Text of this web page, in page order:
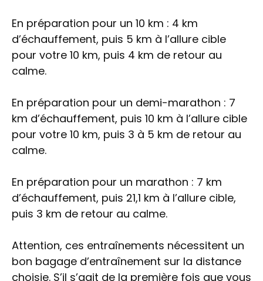
En préparation pour un 10 km : 4 km
d’échauffement, puis 5 km à l’allure cible
pour votre 10 km, puis 4 km de retour au
calme.
En préparation pour un demi-marathon : 7
km d’échauffement, puis 10 km à l’allure cible
pour votre 10 km, puis 3 à 5 km de retour au
calme.
En préparation pour un marathon : 7 km
d’échauffement, puis 21,1 km à l’allure cible,
puis 3 km de retour au calme.
Attention, ces entraînements nécessitent un
bon bagage d’entraînement sur la distance
choisie. S’il s’agit de la première fois que vous